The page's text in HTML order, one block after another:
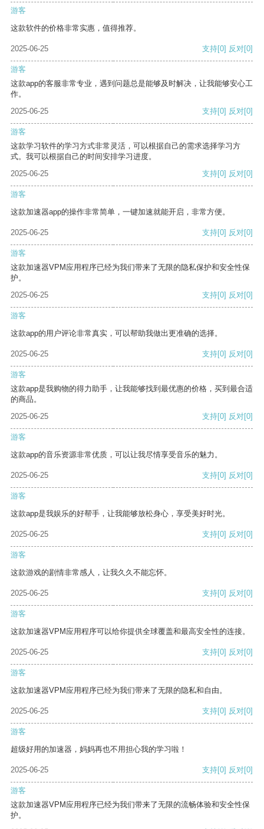
游客
这款软件的价格非常实惠，值得推荐。
2025-06-25 支持[0] 反对[0]
游客
这款app的客服非常专业，遇到问题总是能够及时解决，让我能够安心工
作。
2025-06-25
支持[0] 反对[0]
游客
这款学习软件的学习方式非常灵活，可以根据自己的需求选择学习方
式。我可以根据自己的时间安排学习进度。
2025-06-25
支持[0] 反对[0]
游客
这款加速器app的操作非常简单，一键加速就能开启，非常方便。
2025-06-25 支持[0] 反对[0]
游客
这款加速器VPM应用程序已经为我们带来了无限的隐私保护和安全性保
护。
2025-06-25
支持[0] 反对[0]
游客
这款app的用户评论非常真实，可以帮助我做出更准确的选择。
2025-06-25 支持[0] 反对[0]
游客
这款app是我购物的得力助手，让我能够找到最优惠的价格，买到最合适
的商品。
2025-06-25
支持[0] 反对[0]
游客
这款app的音乐资源非常优质，可以让我尽情享受音乐的魅力。
2025-06-25 支持[0] 反对[0]
游客
这款app是我娱乐的好帮手，让我能够放松身心，享受美好时光。
2025-06-25 支持[0] 反对[0]
游客
这款游戏的剧情非常感人，让我久久不能忘怀。
2025-06-25 支持[0] 反对[0]
游客
这款加速器VPM应用程序可以给你提供全球覆盖和最高安全性的连接。
2025-06-25 支持[0] 反对[0]
游客
这款加速器VPM应用程序已经为我们带来了无限的隐私和自由。
2025-06-25 支持[0] 反对[0]
游客
超级好用的加速器，妈妈再也不用担心我的学习啦！
2025-06-25 支持[0] 反对[0]
游客
这款加速器VPM应用程序已经为我们带来了无限的流畅体验和安全性保
护。